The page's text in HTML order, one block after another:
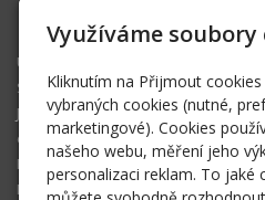
egovernment@egovernment.cz
Úvodní stránka
STUDIO
JIHLAVA
eOSOBNOST
ROK INFORMATIKY
MIKULOV
Využíváme soubory
Kliknutím na Přijmout
vybraných cookies (nutné,
marketingové). Cookies
našeho webu, měření jeho
personalizaci reklam. To jaké